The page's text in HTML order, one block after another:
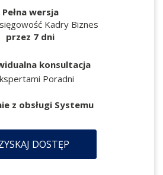
Pełna wersja
Kadry Biznes
przez 7 dni
konsultacja
Poradni
z obsługi Systemu
DOSTĘP